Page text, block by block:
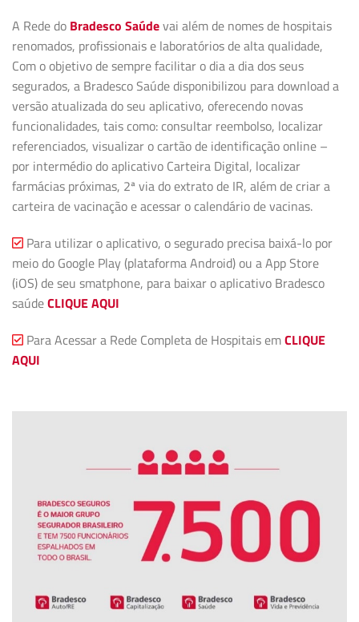
A Rede do Bradesco Saúdevai além de nomes de hospitais
renomados, profissionais e laboratórios de alta qualidade,
Com o objetivo de sempre facilitar o dia a dia dos seus
segurados, a Bradesco Saúde disponibilizou para download a
versão atualizada do seu aplicativo, oferecendo novas
funcionalidades, tais como: consultar reembolso, localizar
referenciados, visualizar o cartão de identificação online –
por intermédio do aplicativo Carteira Digital, localizar
farmácias próximas, 2ª via do extrato de IR, além de criar a
carteira de vacinação e acessar o calendário de vacinas.
Para utilizar o aplicativo, o segurado precisa baixá-lo por
meio do Google Play (plataforma Android) ou a App Store
(iOS) de seu smatphone, para baixar o aplicativo Bradesco
saúdeCLIQUE AQUI
Para Acessar a Rede Completa de Hospitais emCLIQUE
AQUI